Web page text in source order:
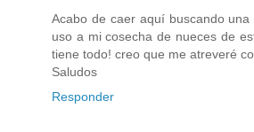
Acabo de caer aquí buscando
uso a mi cosecha de nueces de
tiene todo! creo que me atreveré
Saludos
Responder